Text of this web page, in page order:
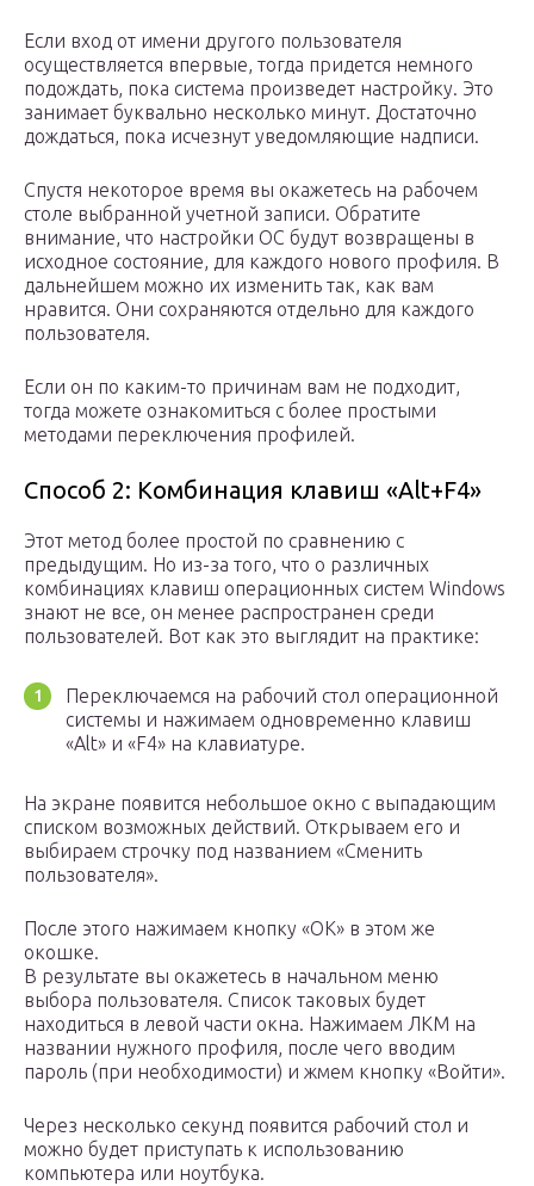
Если вход от имени другого пользователя
осуществляется впервые, тогда придется немного
подождать, пока система произведет настройку. Это
занимает буквально несколько минут. Достаточно
дождаться, пока исчезнут уведомляющие надписи.
Спустя некоторое время вы окажетесь на рабочем
столе выбранной учетной записи. Обратите
внимание, что настройки ОС будут возвращены в
исходное состояние, для каждого нового профиля. В
дальнейшем можно их изменить так, как вам
нравится. Они сохраняются отдельно для каждого
пользователя.
Если он по каким-то причинам вам не подходит,
тогда можете ознакомиться с более простыми
методами переключения профилей.
Способ 2: Комбинация клавиш «Alt+F4»
Этот метод более простой по сравнению с
предыдущим. Но из-за того, что о различных
комбинациях клавиш операционных систем Windows
знают не все, он менее распространен среди
пользователей. Вот как это выглядит на практике:
Переключаемся на рабочий стол операционной
системы и нажимаем одновременно клавиш
«Alt» и «F4» на клавиатуре.
На экране появится небольшое окно с выпадающим
списком возможных действий. Открываем его и
выбираем строчку под названием «Сменить
пользователя».
После этого нажимаем кнопку «OK» в этом же
окошке.
В результате вы окажетесь в начальном меню
выбора пользователя. Список таковых будет
находиться в левой части окна. Нажимаем ЛКМ на
названии нужного профиля, после чего вводим
пароль (при необходимости) и жмем кнопку «Войти».
Через несколько секунд появится рабочий стол и
можно будет приступать к использованию
компьютера или ноутбука.